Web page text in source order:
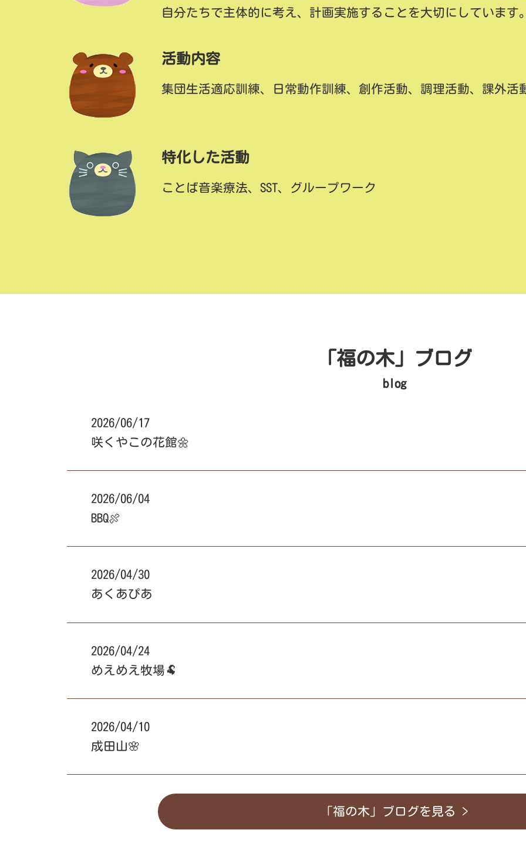
自分たちで主体的に考え、計画実施することを大切にしています
活動内容
集団生活適応訓練、日常動作訓練、創作活動、調理活動、課外活
特化した活動
ことば音楽療法、SST、グループワーク
「福の木」ブログ
blog
2026/06/17
咲くやこの花館🌼
2026/06/04
BBQ🍖
2026/04/30
あくあぴあ
2026/04/24
めえめえ牧場🐏
2026/04/10
成田山🌸
「福の木」ブログを見る >